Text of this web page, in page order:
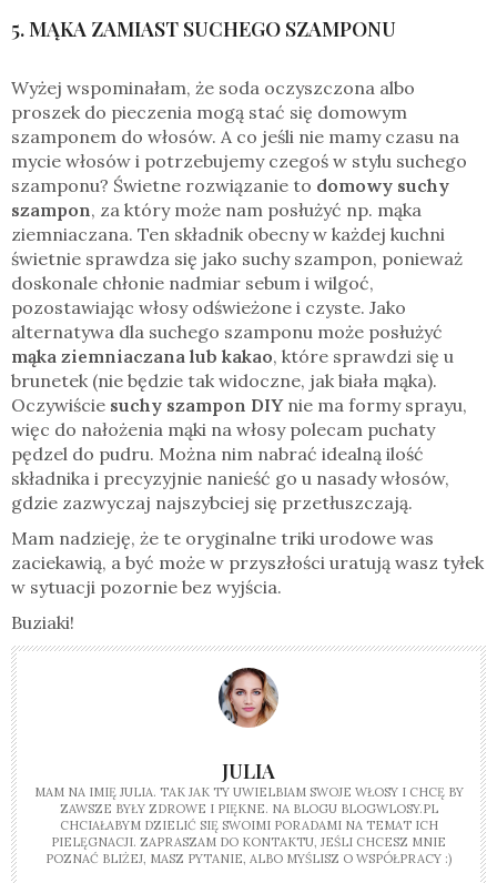
5. MĄKA ZAMIAST SUCHEGO SZAMPONU
Wyżej wspominałam, że soda oczyszczona albo
proszek do pieczenia mogą stać się domowym
szamponem do włosów. A co jeśli nie mamy czasu na
mycie włosów i potrzebujemy czegoś w stylu suchego
szamponu? Świetne rozwiązanie to domowy suchy
szampon, za który może nam posłużyć np. mąka
ziemniaczana. Ten składnik obecny w każdej kuchni
świetnie sprawdza się jako suchy szampon, ponieważ
doskonale chłonie nadmiar sebum i wilgoć,
pozostawiając włosy odświeżone i czyste. Jako
alternatywa dla suchego szamponu może posłużyć
mąka ziemniaczana lub kakao, które sprawdzi się u
brunetek (nie będzie tak widoczne, jak biała mąka).
Oczywiście suchy szampon DIYnie ma formy sprayu,
więc do nałożenia mąki na włosy polecam puchaty
pędzel do pudru. Można nim nabrać idealną ilość
składnika i precyzyjnie nanieść go u nasady włosów,
gdzie zazwyczaj najszybciej się przetłuszczają.
Mam nadzieję, że te oryginalne triki urodowe was
zaciekawią, a być może w przyszłości uratują wasz tyłek
w sytuacji pozornie bez wyjścia.
Buziaki!
JULIA
MAM NA IMIĘ JULIA. TAK JAK TY UWIELBIAM SWOJE WŁOSY I CHCĘ BY
ZAWSZE BYŁY ZDROWE I PIĘKNE. NA BLOGU BLOGWLOSY.PL
CHCIAŁABYM DZIELIĆ SIĘ SWOIMI PORADAMI NA TEMAT ICH
PIELĘGNACJI. ZAPRASZAM DO KONTAKTU, JEŚLI CHCESZ MNIE
POZNAĆ BLIŻEJ, MASZ PYTANIE, ALBO MYŚLISZ O WSPÓŁPRACY :)